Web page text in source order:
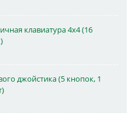
клавиатура 4x4 (16
джойстика (5 кнопок, 1